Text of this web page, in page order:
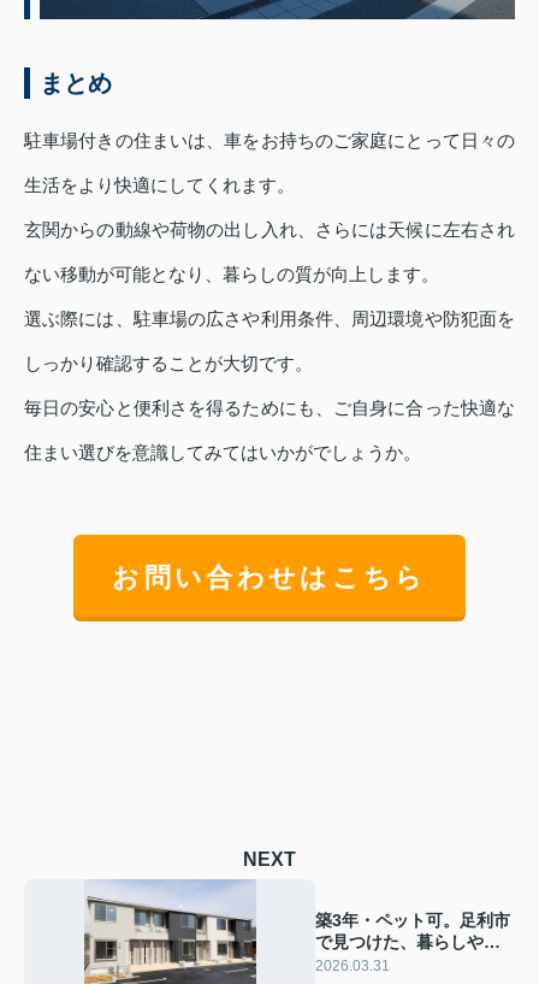
まとめ
駐車場付きの住まいは、車をお持ちのご家庭にとって日々の
生活をより快適にしてくれます。
玄関からの動線や荷物の出し入れ、さらには天候に左右され
ない移動が可能となり、暮らしの質が向上します。
選ぶ際には、駐車場の広さや利用条件、周辺環境や防犯面を
しっかり確認することが大切です。
毎日の安心と便利さを得るためにも、ご自身に合った快適な
住まい選びを意識してみてはいかがでしょうか。
お問い合わせはこちら
NEXT
築3年・ペット可。足利市
で見つけた、暮らしやす
い1LDK「エール」
2026.03.31